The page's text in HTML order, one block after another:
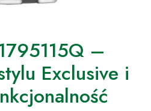
–
Exclusive i